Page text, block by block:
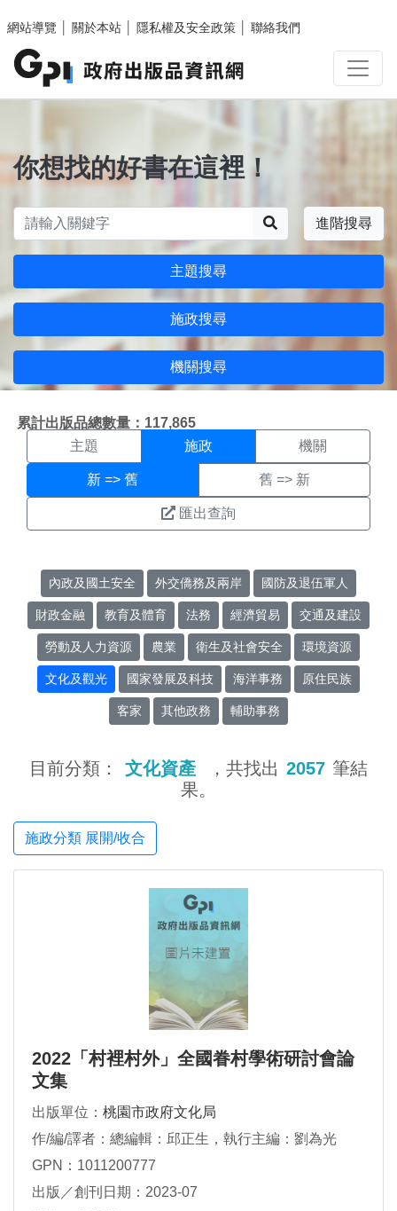
網站導覽
關於本站 隱私權及安全政策 聯絡我們
你想找的好書在這裡！
進階搜尋
主題搜尋
施政搜尋
機關搜尋
累計出版品總數量：117,865
施政搜尋結果頁面
主題 施政 機關
新 => 舊 舊 => 新
匯出查詢
內政及國土安全 外交僑務及兩岸 國防及退伍軍人
財政金融 教育及體育 法務 經濟貿易 交通及建設
勞動及人力資源 農業 衛生及社會安全 環境資源
文化及觀光 國家發展及科技 海洋事務 原住民族
客家 其他政務 輔助事務
目前分類： 文化資產 ，共找出 2057 筆結
果。
施政分類 展開/收合
2022「村裡村外」全國眷村學術研討會論
文集
出版單位： 桃園市政府文化局
作/編/譯者：總編輯：邱正生，執行主編：劉為光
GPN：1011200777
出版／創刊日期：2023-07